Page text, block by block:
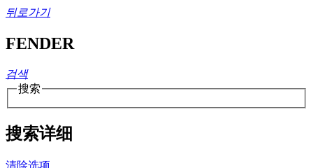
뒤로가기
FENDER
검색
搜索
搜索详细